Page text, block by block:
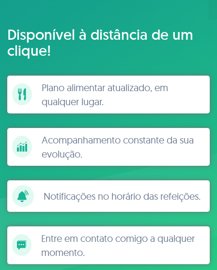
Disponível à distância de um
clique!
Plano alimentar atualizado, em
qualquer lugar.
Acompanhamento constante da sua
evolução.
Notificações no horário das refeições.
Entre em contato comigo a qualquer
momento.